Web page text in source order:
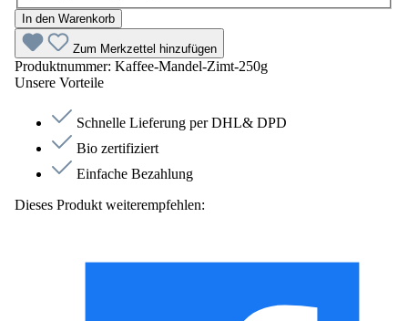
In den Warenkorb
Zum Merkzettel hinzufügen
Produktnummer: Kaffee-Mandel-Zimt-250g
Unsere Vorteile
Schnelle Lieferung per DHL& DPD
Bio zertifiziert
Einfache Bezahlung
Dieses Produkt weiterempfehlen: